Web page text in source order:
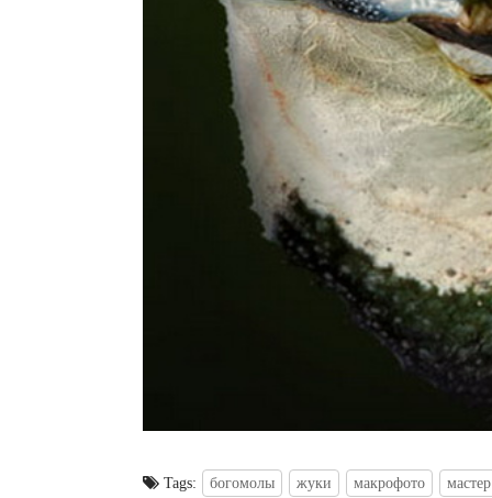
Tags: богомолы жуки макрофото мастер